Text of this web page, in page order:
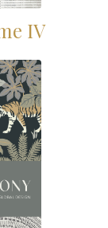
IV